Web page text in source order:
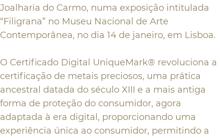
Joalharia do Carmo, numa exposição intitulada
“Filigrana” no Museu Nacional de Arte
Contemporânea, no dia 14 de janeiro, em Lisboa.
O Certificado Digital UniqueMark® revoluciona a
certificação de metais preciosos, uma prática
ancestral datada do século XIII e a mais antiga
forma de proteção do consumidor, agora
adaptada à era digital, proporcionando uma
experiência única ao consumidor, permitindo a